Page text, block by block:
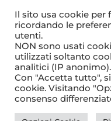
© 2021
Il sito usa cookie per
ricordando le
utenti.
NON sono usati
utilizzati soltanto
analitici (IP anonimo).
Con "Accetta tutto",
cookie. Visitando
consenso